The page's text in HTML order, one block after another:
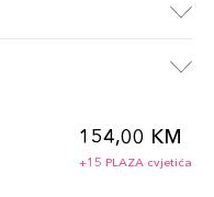
154,00 KM
+15 PLAZA cvjetića